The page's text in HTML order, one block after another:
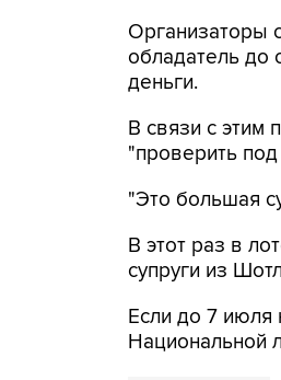
Организаторы
обладатель до
деньги.
В связи с этим
"проверить
"Это большая
В этот раз в
супруги из
Если до 7 июля
Национальной